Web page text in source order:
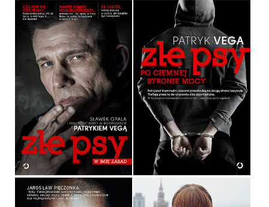
ZŁE PSY. W IMIĘ ZASAD
PATRYK VEGA
OPRAWA MIĘKKA
36,90 ZŁ
ZŁE PSY. PO CIEMNEJ
STRONIE MOCY
PATRYK VEGA
OPRAWA MIĘKKA
36,90 ZŁ